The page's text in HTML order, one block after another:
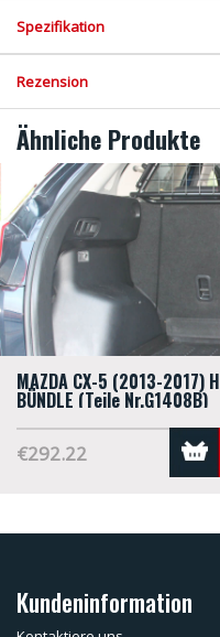
Spezifikation
Rezension
Ähnliche Produkte
MAZDA CX-5 (2013-2017)
BÜNDLE (Teile Nr.G1408B)
€292.22
Kundeninformation